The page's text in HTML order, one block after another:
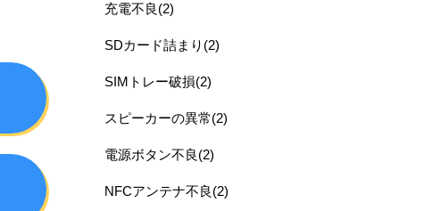
充電不良(2)
SDカード詰まり(2)
SIMトレー破損(2)
スピーカーの異常(2)
電源ボタン不良(2)
NFCアンテナ不良(2)